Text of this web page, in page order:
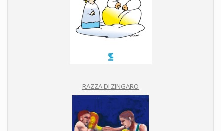
RAZZA DI ZINGARO